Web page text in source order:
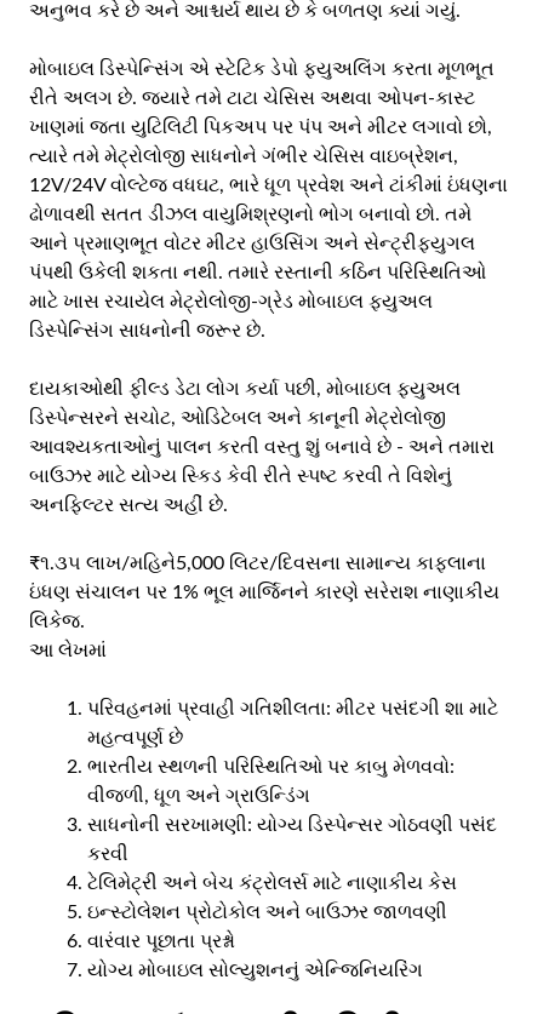
અનુભવ કરે છે અને આશ્ચર્ય થાય છે કે બળતણ ક્યાં ગયું.
મોબાઇલ ડિસ્પેન્સિંગ એ સ્ટેટિક ડેપો ફ્યુઅલિંગ કરતા મૂળભૂત
રીતે અલગ છે. જ્યારે તમે ટાટા ચેસિસ અથવા ઓપન-કાસ્ટ
ખાણમાં જતા યુટિલિટી પિકઅપ પર પંપ અને મીટર લગાવો છો,
ત્યારે તમે મેટ્રોલોજી સાધનોને ગંભીર ચેસિસ વાઇબ્રેશન,
12V/24V વોલ્ટેજ વધઘટ, ભારે ધૂળ પ્રવેશ અને ટાંકીમાં ઇંધણના
ઢોળાવથી સતત ડીઝલ વાયુમિશ્રણનો ભોગ બનાવો છો. તમે
આને પ્રમાણભૂત વોટર મીટર હાઉસિંગ અને સેન્ટ્રીફ્યુગલ
પંપથી ઉકેલી શકતા નથી. તમારે રસ્તાની કઠિન પરિસ્થિતિઓ
માટે ખાસ રચાયેલ મેટ્રોલોજી-ગ્રેડ મોબાઇલ ફ્યુઅલ
ડિસ્પેન્સિંગ સાધનોની જરૂર છે.
દાયકાઓથી ફીલ્ડ ડેટા લોગ કર્યા પછી, મોબાઇલ ફ્યુઅલ
ડિસ્પેન્સરને સચોટ, ઓડિટેબલ અને કાનૂની મેટ્રોલોજી
આવશ્યકતાઓનું પાલન કરતી વસ્તુ શું બનાવે છે - અને તમારા
બાઉઝર માટે યોગ્ય સ્કિડ કેવી રીતે સ્પષ્ટ કરવી તે વિશેનું
અનફિલ્ટર સત્ય અહીં છે.
₹૧.૩૫ લાખ/મહિને5,000 લિટર/દિવસના સામાન્ય કાફલાના
ઇંધણ સંચાલન પર 1% ભૂલ માર્જિનને કારણે સરેરાશ નાણાકીય
લિકેજ.
આ લેખમાં
પરિવહનમાં પ્રવાહી ગતિશીલતા: મીટર પસંદગી શા માટે
મહત્વપૂર્ણ છે
ભારતીય સ્થળની પરિસ્થિતિઓ પર કાબુ મેળવવો:
વીજળી, ધૂળ અને ગ્રાઉન્ડિંગ
સાધનોની સરખામણી: યોગ્ય ડિસ્પેન્સર ગોઠવણી પસંદ
કરવી
ટેલિમેટ્રી અને બેચ કંટ્રોલર્સ માટે નાણાકીય કેસ
ઇન્સ્ટોલેશન પ્રોટોકોલ અને બાઉઝર જાળવણી
વારંવાર પૂછાતા પ્રશ્નો
યોગ્ય મોબાઇલ સોલ્યુશનનું એન્જિનિયરિંગ